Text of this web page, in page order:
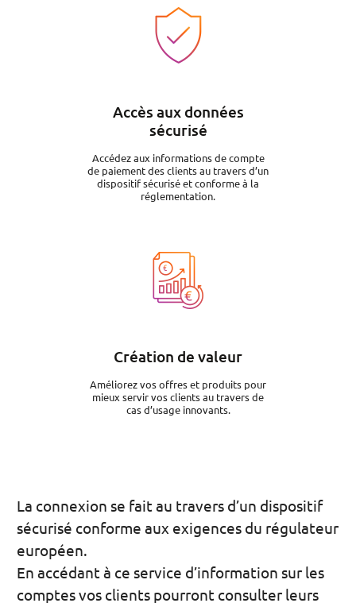
Image
Accès aux données
sécurisé
Accédez aux informations de compte
de paiement des clients au travers d’un
dispositif sécurisé et conforme à la
réglementation.
Image
Création de valeur
Améliorez vos offres et produits pour
mieux servir vos clients au travers de
cas d’usage innovants.
La connexion se fait au travers d’un dispositif
sécurisé conforme aux exigences du régulateur
européen.
En accédant à ce service d’information sur les
comptes vos clients pourront consulter leurs